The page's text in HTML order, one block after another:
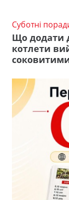
Суботні
Що додати
котлети